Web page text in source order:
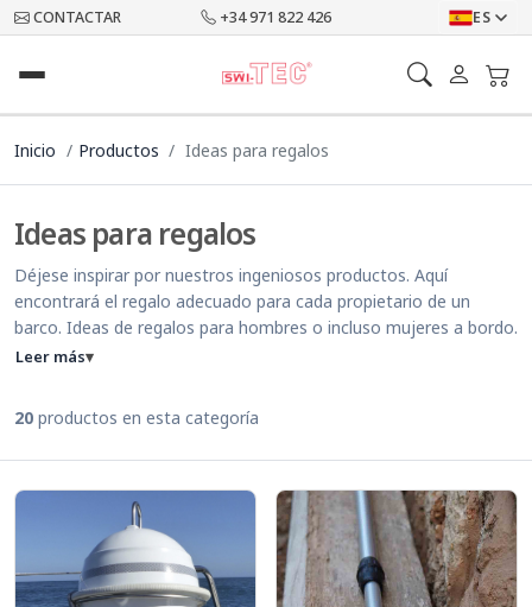
CONTACTAR +34 971 822 426 ES
Inicio Productos Ideas para regalos
Ideas para regalos
Déjese inspirar por nuestros ingeniosos productos. Aquí
encontrará el regalo adecuado para cada propietario de un
barco. Ideas de regalos para hombres o incluso mujeres a bordo.
Leer más▾
20 productos en esta categoría